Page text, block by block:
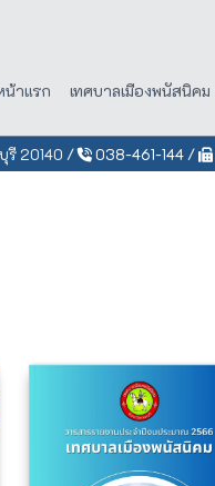
น้าแรก เทศบาลเมืองพนัสนิคม
บุรี 20140 / 038-461-144 /